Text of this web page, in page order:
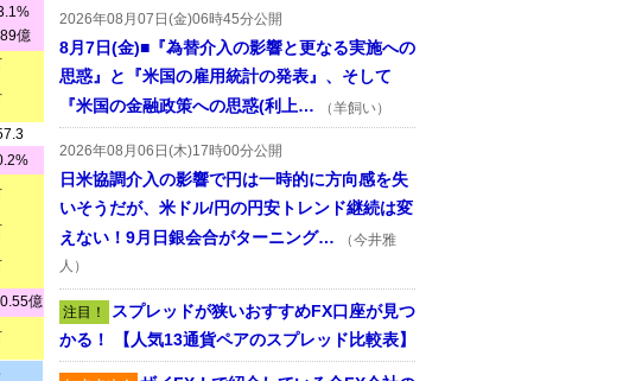
億
億
2026年08月07日(金)06時45分公開
8月7日(金)■『為替介入の影響と更なる実施への
思惑』と『米国の雇用統計の発表』、そして
『米国の金融政策への思惑(利上…
（羊飼い）
2026年08月06日(木)17時00分公開
日米協調介入の影響で円は一時的に方向感を失
いそうだが、米ドル/円の円安トレンド継続は変
えない！9月日銀会合がターニング…
（今井雅
人）
注目！ スプレッドが狭いおすすめFX口座が見つ
かる！ 【人気13通貨ペアのスプレッド比較表】